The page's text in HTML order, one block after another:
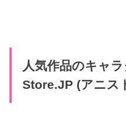
人気作品のキャ
Store.JP (アニス